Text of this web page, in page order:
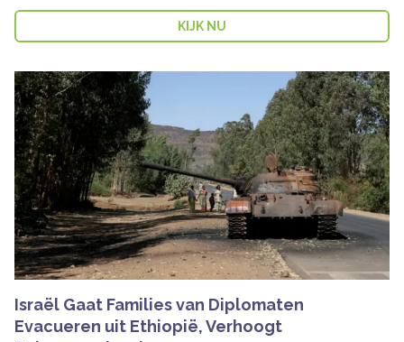
KIJK NU
Israël Gaat Families van Diplomaten
Evacueren uit Ethiopië, Verhoogt